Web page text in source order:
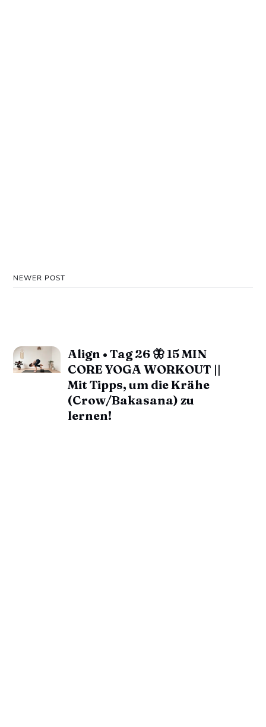
NEWER POST
Align • Tag 26 🦋 15 MIN
CORE YOGA WORKOUT ||
Mit Tipps, um die Krähe
(Crow/Bakasana) zu
lernen!